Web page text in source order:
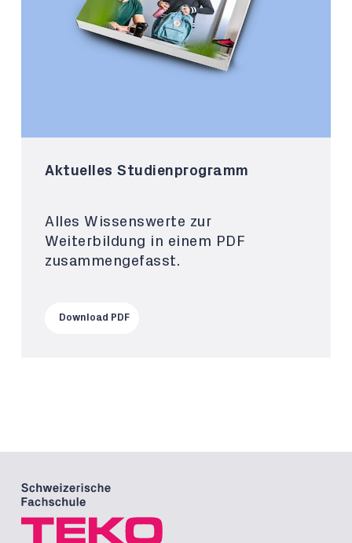
Aktuelles Studienprogramm
Alles Wissenswerte zur
Weiterbildung in einem PDF
zusammengefasst.
Download PDF